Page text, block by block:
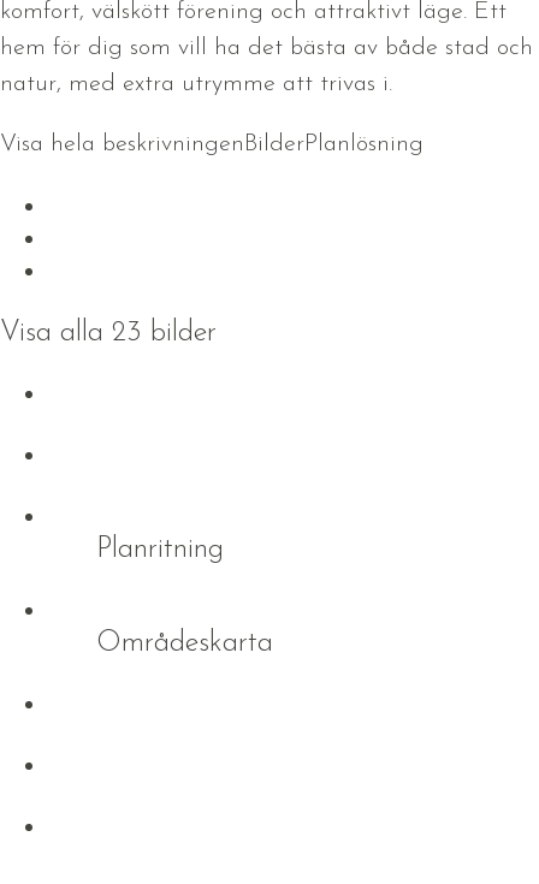
komfort, välskött förening och attraktivt läge. Ett
hem för dig som vill ha det bästa av både stad och
natur, med extra utrymme att trivas i.
Visa hela beskrivningen BilderPlanlösning
Visa alla 23 bilder
Planritning
Områdeskarta